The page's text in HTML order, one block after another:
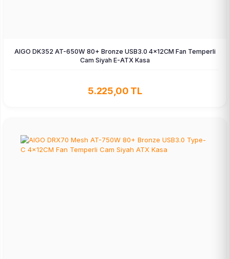
AIGO DK352 AT-650W 80+ Bronze USB3.0 4×12CM Fan Temperli
Cam Siyah E-ATX Kasa
5.225,00 TL